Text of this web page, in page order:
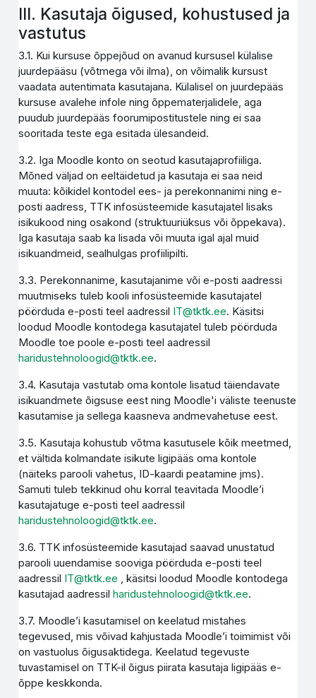
III. Kasutaja õigused, kohustused ja
vastutus
3.1. Kui kursuse õppejõud on avanud kursusel külalise
juurdepääsu (võtmega või ilma), on võimalik kursust
vaadata autentimata kasutajana. Külalisel on juurdepääs
kursuse avalehe infole ning õppematerjalidele, aga
puudub juurdepääs foorumipostitustele ning ei saa
sooritada teste ega esitada ülesandeid.
3.2. Iga Moodle konto on seotud kasutajaprofiiliga.
Mõned väljad on eeltäidetud ja kasutaja ei saa neid
muuta: kõikidel kontodel ees- ja perekonnanimi ning e-
posti aadress, TTK infosüsteemide kasutajatel lisaks
isikukood ning osakond (struktuuriüksus või õppekava).
Iga kasutaja saab ka lisada või muuta igal ajal muid
isikuandmeid, sealhulgas profiilipilti.
3.3. Perekonnanime, kasutajanime või e-posti aadressi
muutmiseks tuleb kooli infosüsteemide kasutajatel
pöörduda e-posti teel aadressil IT@tktk.ee. Käsitsi
loodud Moodle kontodega kasutajatel tuleb pöörduda
Moodle toe poole e-posti teel aadressil
haridustehnoloogid@tktk.ee.
3.4. Kasutaja vastutab oma kontole lisatud täiendavate
isikuandmete õigsuse eest ning Moodle'i väliste teenuste
kasutamise ja sellega kaasneva andmevahetuse eest.
3.5. Kasutaja kohustub võtma kasutusele kõik meetmed,
et vältida kolmandate isikute ligipääs oma kontole
(näiteks parooli vahetus, ID-kaardi peatamine jms).
Samuti tuleb tekkinud ohu korral teavitada Moodle’i
kasutajatuge e-posti teel aadressil
haridustehnoloogid@tktk.ee.
3.6. TTK infosüsteemide kasutajad saavad unustatud
parooli uuendamise sooviga pöörduda e-posti teel
aadressil IT@tktk.ee , käsitsi loodud Moodle kontodega
kasutajad aadressilharidustehnoloogid@tktk.ee.
3.7. Moodle’i kasutamisel on keelatud mistahes
tegevused, mis võivad kahjustada Moodle’i toimimist või
on vastuolus õigusaktidega. Keelatud tegevuste
tuvastamisel on TTK-il õigus piirata kasutaja ligipääs e-
õppe keskkonda.